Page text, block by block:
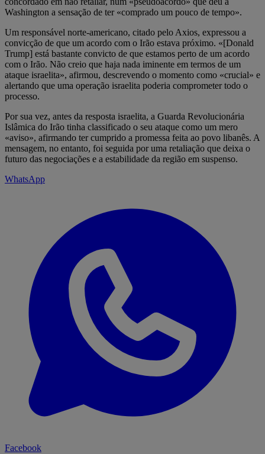
Washington a sensação de ter «comprado um pouco de tempo».
Um responsável norte-americano, citado pelo Axios, expressou a
convicção de que um acordo com o Irão estava próximo. «[Donald
Trump] está bastante convicto de que estamos perto de um acordo
com o Irão. Não creio que haja nada iminente em termos de um
ataque israelita», afirmou, descrevendo o momento como «crucial» e
alertando que uma operação israelita poderia comprometer todo o
processo.
Por sua vez, antes da resposta israelita, a Guarda Revolucionária
Islâmica do Irão tinha classificado o seu ataque como um mero
«aviso», afirmando ter cumprido a promessa feita ao povo libanês. A
mensagem, no entanto, foi seguida por uma retaliação que deixa o
futuro das negociações e a estabilidade da região em suspenso.
WhatsApp
Facebook